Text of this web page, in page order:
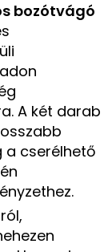
bozótvágó
A két darab
a cserélhető